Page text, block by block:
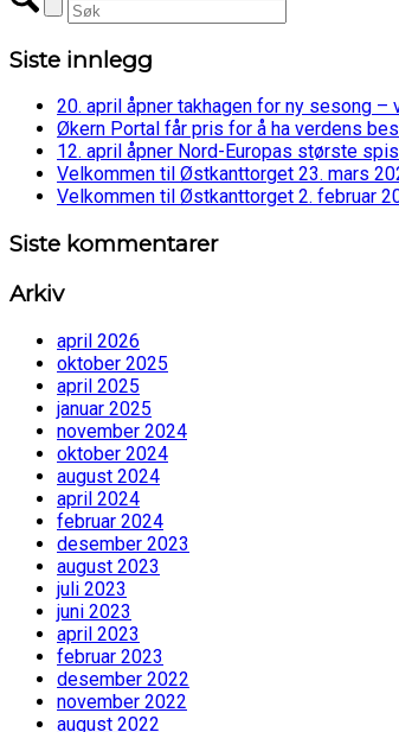
Siste innlegg
20. april åpner takhagen for ny sesong –
Økern Portal får pris for å ha verdens
12. april åpner Nord-Europas største
Velkommen til Østkanttorget 23. mars
Velkommen til Østkanttorget 2. februar
Siste kommentarer
Arkiv
april 2026
oktober 2025
april 2025
januar 2025
november 2024
oktober 2024
august 2024
april 2024
februar 2024
desember 2023
august 2023
juli 2023
juni 2023
april 2023
februar 2023
desember 2022
november 2022
august 2022